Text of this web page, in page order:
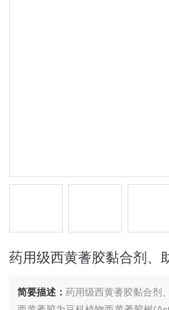
药用级西黄蓍胶黏合剂、
简要描述：药用级西黄蓍胶黏合剂